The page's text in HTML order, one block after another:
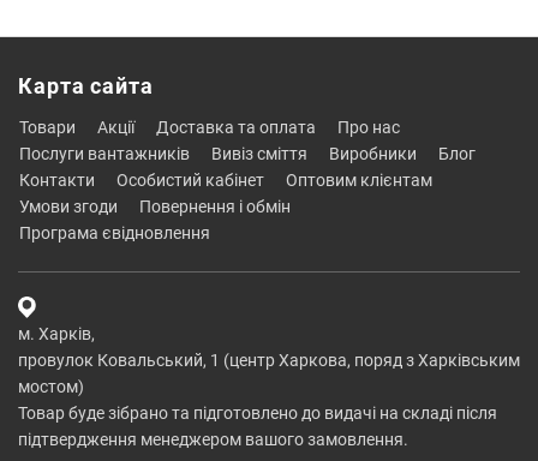
Карта сайта
товари акції доставка та оплата
про нас
послуги вантажників
вивіз сміття виробники
блог
контакти
особистий кабінет
оптовим клієнтам
умови згоди
повернення і обмін
програма євідновлення
м. Харків,
провулок Ковальський, 1 (центр Харкова, поряд з Харківським
мостом)
Товар буде зібрано та підготовлено до видачі на складі після
підтвердження менеджером вашого замовлення.